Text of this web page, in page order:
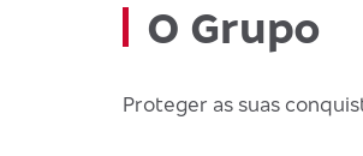
O Grupo
Proteger as suas